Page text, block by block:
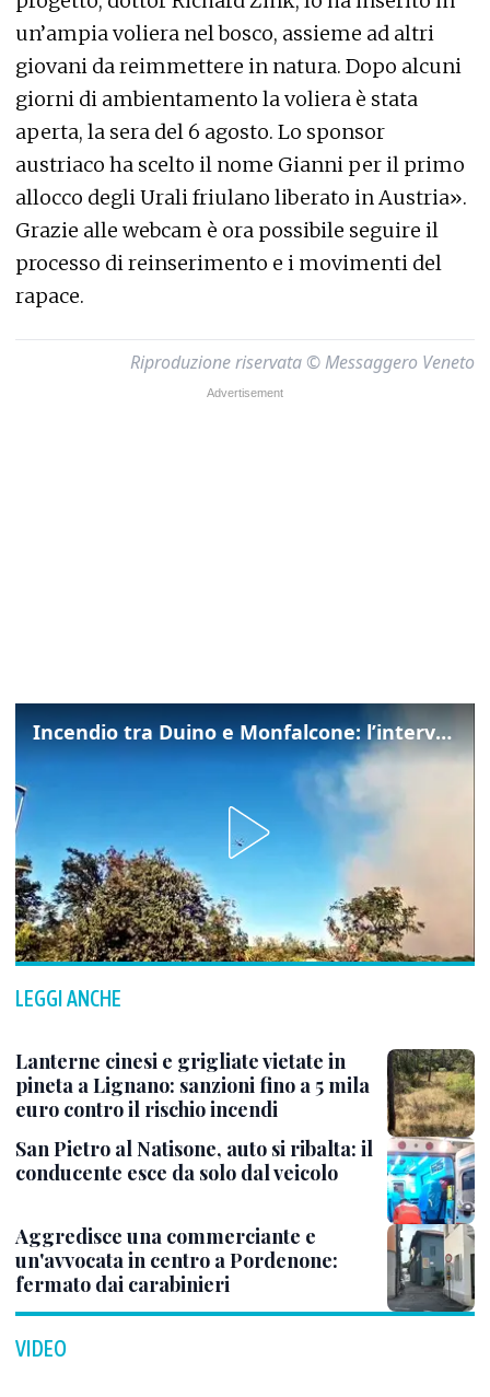
un’ampia voliera nel bosco, assieme ad altri
giovani da reimmettere in natura. Dopo alcuni
giorni di ambientamento la voliera è stata
aperta, la sera del 6 agosto. Lo sponsor
austriaco ha scelto il nome Gianni per il primo
allocco degli Urali friulano liberato in Austria».
Grazie alle webcam è ora possibile seguire il
processo di reinserimento e i movimenti del
rapace.
Riproduzione riservata © Messaggero Veneto
Incendio tra Duino e Monfalcone: l’intervento dei vigili del fuoco
LEGGI ANCHE
Lanterne cinesi e grigliate vietate in
pineta a Lignano: sanzioni fino a 5 mila
euro contro il rischio incendi
San Pietro al Natisone, auto si ribalta: il
conducente esce da solo dal veicolo
Aggredisce una commerciante e
un'avvocata in centro a Pordenone:
fermato dai carabinieri
VIDEO